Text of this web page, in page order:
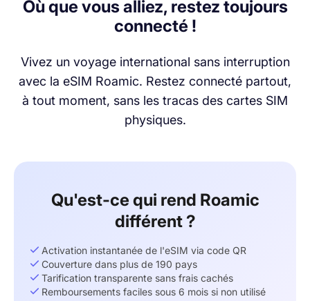
Où que vous alliez, restez toujours
connecté !
Vivez un voyage international sans interruption
avec la eSIM Roamic. Restez connecté partout,
à tout moment, sans les tracas des cartes SIM
physiques.
Qu'est-ce qui rend Roamic
différent ?
Activation instantanée de l'eSIM via code QR
Couverture dans plus de 190 pays
Tarification transparente sans frais cachés
Remboursements faciles sous 6 mois si non utilisé